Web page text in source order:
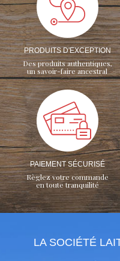
PRODUITS D'EXCEPTION
Des produits authentiques,
un savoir-faire ancestral
PAIEMENT SÉCURISÉ
Règlez votre commande
en toute tranquilité
LA SOCIÉTÉ